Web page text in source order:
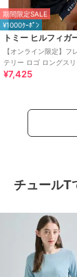
期間限定SALE
¥1000ｸｰﾎﾟﾝ
トミー ヒルフィガ
【オンライン限定】フ
テリー ロゴ ロングスリ
ウェット
¥7,425
チュールT